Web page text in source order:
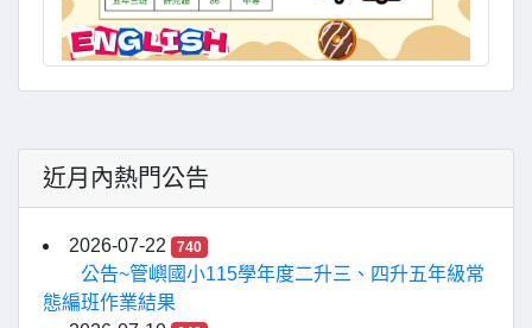
近月內熱門公告
2026-07-22 740
公告~管嶼國小115學年度二升三、四升五年級常
態編班作業結果